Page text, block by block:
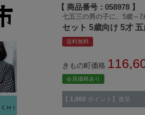
商品番号 058978
七五三の男の子に、5歳～7
セット 5歳向け 5才
送料無料
きもの町価格
会員価格あり
【 1,060 ポイント】進呈